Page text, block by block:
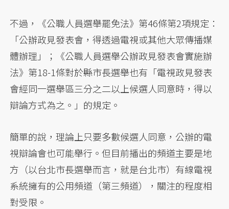
不過，《公職人員選舉罷免法》第46條第2項規定：
「公辦政見發表會，得透過電視或其他大眾傳播媒
體辦理」；《公職人員選舉公辦政見發表會實施辦
法》第18-1條對於縣市長選舉也有「電視政見發表
會經同一選舉區三分之二以上候選人同意時，得以
辯論方式為之。」的規定。
簡單的說，理論上只要多數候選人同意，公辦的電
視辯論會也可能舉行。但目前播出的頻道主要是地
方（以台北市長選舉而言，就是台北市）有線電視
系統擁有的公用頻道（第三頻道），關注的程度相
對受限。